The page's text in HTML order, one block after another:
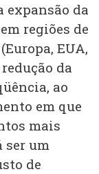
expansão da
regiões de
EUA,
da
ao
em que
mais
ser um
de